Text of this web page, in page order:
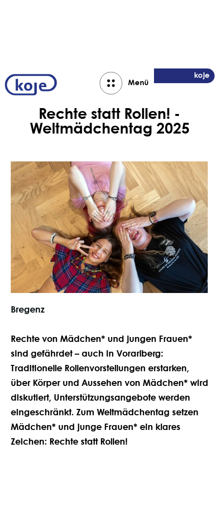
Menü
Aktuelles koje
Rechte statt Rollen! -
Weltmädchentag 2025
Bregenz
Rechte von Mädchen* und jungen Frauen*
sind gefährdet – auch in Vorarlberg:
Traditionelle Rollenvorstellungen erstarken,
über Körper und Aussehen von Mädchen* wird
diskutiert, Unterstützungsangebote werden
eingeschränkt. Zum Weltmädchentag setzen
Mädchen* und junge Frauen* ein klares
Zeichen: Rechte statt Rollen!